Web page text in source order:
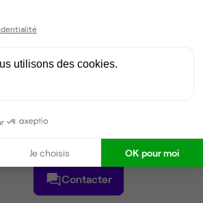
depuis 2025
: 20%
Contacter
utilisons des cookies.
Je choisis OK pour moi